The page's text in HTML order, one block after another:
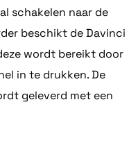
schakelen naar de
beschikt de Davinci
wordt bereikt door
in te drukken. De
geleverd met een